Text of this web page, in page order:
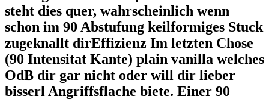
steht dies quer, wahrscheinlich wenn
schon im 90 Abstufung keilformiges Stuck
zugeknallt dirEffizienz Im letzten Chose
(90 Intensitat Kante) plain vanilla welches
OdB dir gar nicht oder will dir lieber
bisserl Angriffsflache biete. Einer 90